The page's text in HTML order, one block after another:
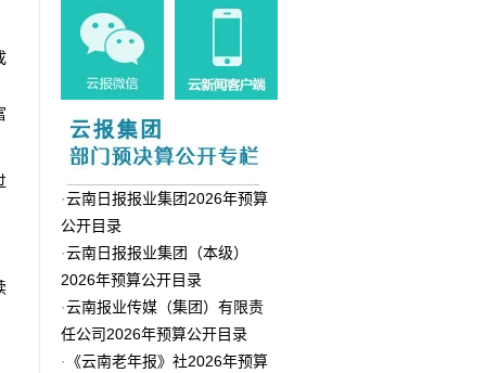
·云南日报报业集团2026年预算
公开目录
·云南日报报业集团（本级）
2026年预算公开目录
·云南报业传媒（集团）有限责
任公司2026年预算公开目录
· 《云南老年报》社2026年预算